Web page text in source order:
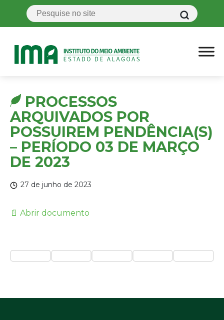
PROCESSOS
ARQUIVADOS POR
POSSUIREM PENDÊNCIA(S)
– PERÍODO 03 DE MARÇO
DE 2023
27 de junho de 2023
📄 Abrir documento